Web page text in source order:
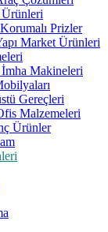
Ürünleri
Prizler
Market Ürünleri
Makineleri
Gereçleri
Malzemeleri
Ürünler